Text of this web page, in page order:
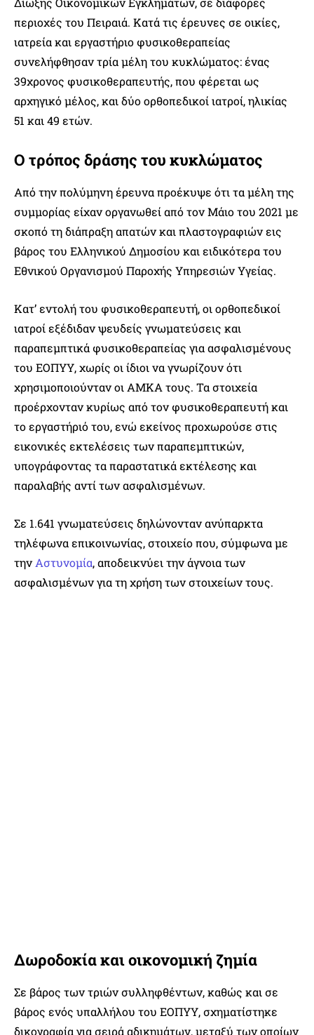
περιοχές του Πειραιά. Κατά τις έρευνες σε οικίες,
ιατρεία και εργαστήριο φυσικοθεραπείας
συνελήφθησαν τρία μέλη του κυκλώματος: ένας
39χρονος φυσικοθεραπευτής, που φέρεται ως
αρχηγικό μέλος, και δύο ορθοπεδικοί ιατροί, ηλικίας
51 και 49 ετών.
Ο τρόπος δράσης του κυκλώματος
Από την πολύμηνη έρευνα προέκυψε ότι τα μέλη της
συμμορίας είχαν οργανωθεί από τον Μάιο του 2021 με
σκοπό τη διάπραξη απατών και πλαστογραφιών εις
βάρος του Ελληνικού Δημοσίου και ειδικότερα του
Εθνικού Οργανισμού Παροχής Υπηρεσιών Υγείας.
Κατ’ εντολή του φυσικοθεραπευτή, οι ορθοπεδικοί
ιατροί εξέδιδαν ψευδείς γνωματεύσεις και
παραπεμπτικά φυσικοθεραπείας για ασφαλισμένους
του ΕΟΠΥΥ, χωρίς οι ίδιοι να γνωρίζουν ότι
χρησιμοποιούνταν οι ΑΜΚΑ τους. Τα στοιχεία
προέρχονταν κυρίως από τον φυσικοθεραπευτή και
το εργαστήριό του, ενώ εκείνος προχωρούσε στις
εικονικές εκτελέσεις των παραπεμπτικών,
υπογράφοντας τα παραστατικά εκτέλεσης και
παραλαβής αντί των ασφαλισμένων.
Σε 1.641 γνωματεύσεις δηλώνονταν ανύπαρκτα
τηλέφωνα επικοινωνίας, στοιχείο που, σύμφωνα με
τηνΑστυνομία, αποδεικνύει την άγνοια των
ασφαλισμένων για τη χρήση των στοιχείων τους.
Δωροδοκία και οικονομική ζημία
Σε βάρος των τριών συλληφθέντων, καθώς και σε
βάρος ενός υπαλλήλου του ΕΟΠΥΥ, σχηματίστηκε
δικογραφία για σειρά αδικημάτων, μεταξύ των οποίων